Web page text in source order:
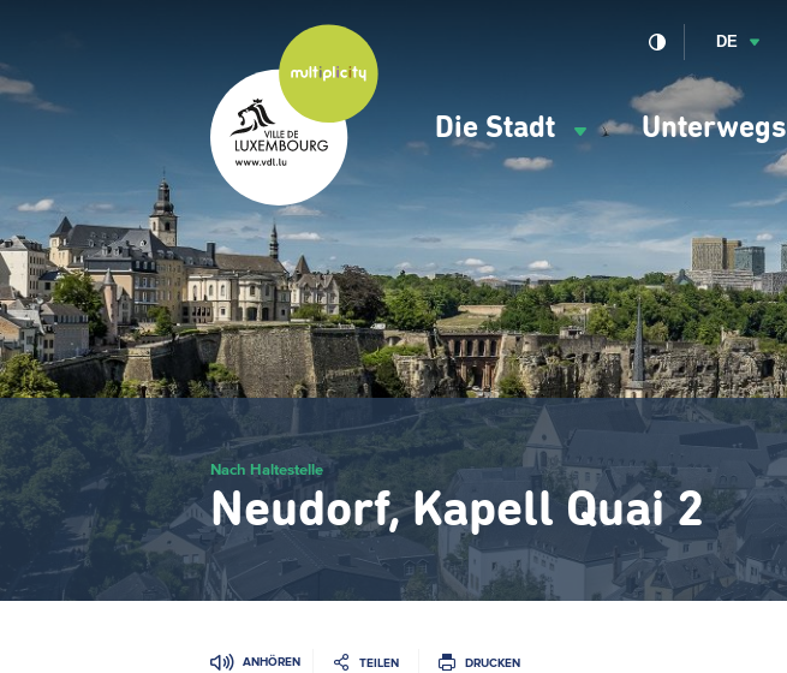
gehen
Navigation
principale
Die Stadt Unterwegs
DE
Nach Haltestelle
Neudorf, Kapell Quai 2
ANHÖREN TEILEN DRUCKEN